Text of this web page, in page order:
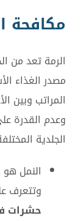
مكافحة
الرمة تعد من
مصدر الغذاء
المراتب وبين
وعدم القدرة
الجلدية
النمل
وتتعرف
حشرات